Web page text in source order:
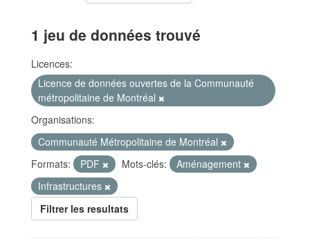
1 jeu de données trouvé
Licences:
Licence de données ouvertes de la Communauté
métropolitaine de Montréal
Organisations:
Communauté Métropolitaine de Montréal
Formats:
PDF Mots-clés:
Aménagement
Infrastructures
Filtrer les resultats